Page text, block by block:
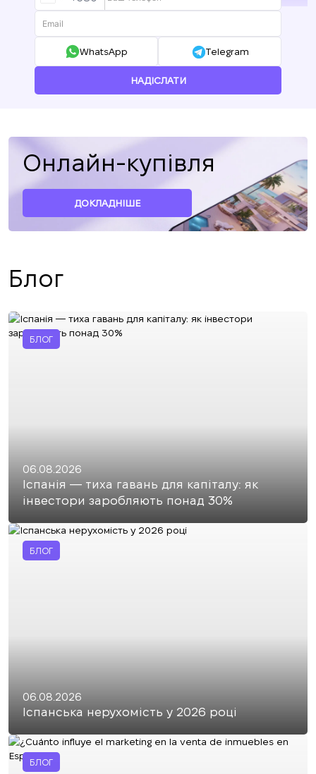
+380
WhatsApp Telegram
НАДІСЛАТИ
Онлайн-купівля
ДОКЛАДНІШЕ
Блог
БЛОГ
06.08.2026
Іспанія — тиха гавань для капіталу: як
інвестори заробляють понад 30%
БЛОГ
06.08.2026
Іспанська нерухомість у 2026 році
БЛОГ